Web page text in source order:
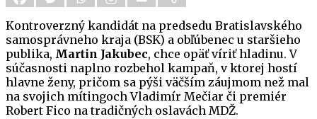
Kontroverzný kandidát na predsedu Bratislavského
samosprávneho kraja (BSK) a obľúbenec u staršieho
publika, Martin Jakubec, chce opäť víriť hladinu. V
súčasnosti naplno rozbehol kampaň, v ktorej hostí
hlavne ženy, pričom sa pýši väčším záujmom než mal
na svojich mítingoch Vladimír Mečiar či premiér
Robert Fico na tradičných oslavách MDŽ.